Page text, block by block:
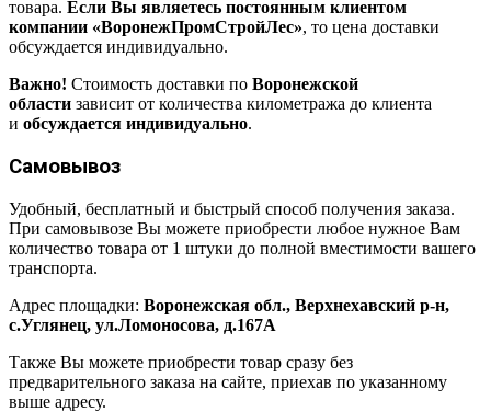
товара. Если Вы являетесь постоянным клиентом
компании «ВоронежПромСтройЛес», то цена доставки
обсуждается индивидуально.
Важно! Стоимость доставки по Воронежской
области зависит от количества километража до клиента
и обсуждается индивидуально.
Самовывоз
Удобный, бесплатный и быстрый способ получения заказа.
При самовывозе Вы можете приобрести любое нужное Вам
количество товара от 1 штуки до полной вместимости вашего
транспорта.
Адрес площадки: Воронежская обл., Верхнехавский р-н,
с.Углянец, ул.Ломоносова, д.167А
Также Вы можете приобрести товар сразу без
предварительного заказа на сайте, приехав по указанному
выше адресу.